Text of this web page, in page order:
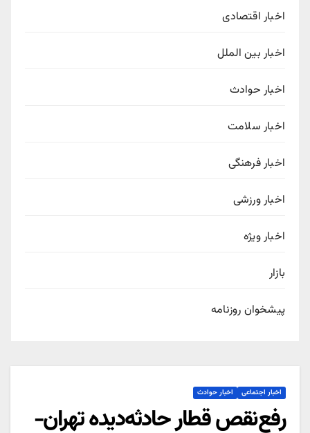
اخبار اقتصادی
اخبار بین الملل
اخبار حوادث
اخبار سلامت
اخبار فرهنگی
اخبار ورزشی
اخبار ویژه
بازار
پیشخوان روزنامه
اخبار اجتماعی اخبار حوادث
رفع‌نقص قطار حادثه‌دیده تهران-